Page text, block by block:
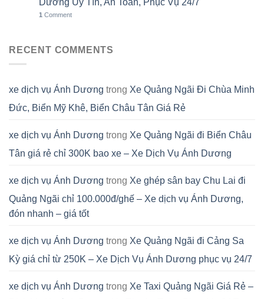
1 Comment
RECENT COMMENTS
xe dịch vụ Ánh Dương trong Xe Quảng Ngãi Đi Chùa Minh
Đức, Biển Mỹ Khê, Biển Châu Tân Giá Rẻ
xe dịch vụ Ánh Dương trong Xe Quảng Ngãi đi Biển Châu
Tân giá rẻ chỉ 300K bao xe – Xe Dịch Vụ Ánh Dương
xe dịch vụ Ánh Dương trong Xe ghép sân bay Chu Lai đi
Quảng Ngãi chỉ 100.000đ/ghế – Xe dịch vụ Ánh Dương,
đón nhanh – giá tốt
xe dịch vụ Ánh Dương trong Xe Quảng Ngãi đi Cảng Sa
Kỳ giá chỉ từ 250K – Xe Dịch Vụ Ánh Dương phục vụ 24/7
xe dịch vụ Ánh Dương trong Xe Taxi Quảng Ngãi Giá Rẻ –